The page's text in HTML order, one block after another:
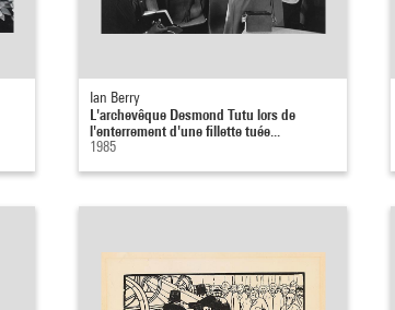
Ian Berry
L'archevêque Desmond Tutu lors de
l'enterrement d'une fillette tuée...
1985